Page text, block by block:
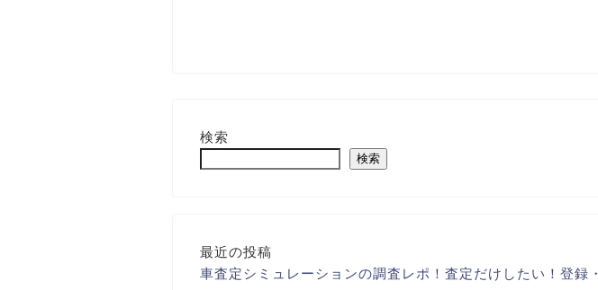
検索
検索
最近の投稿
車査定シミュレーションの調査レポ！査定だけしたい！登録